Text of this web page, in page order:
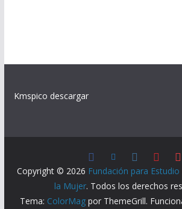
Kmspico descargar
Copyright © 2026 Fundación para
la Mujer. Todos los derechos
Tema: ColorMag por ThemeGrill.